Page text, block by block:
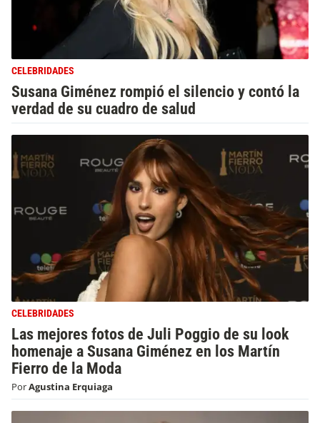
CELEBRIDADES
Susana Giménez rompió el silencio y contó la
verdad de su cuadro de salud
CELEBRIDADES
Las mejores fotos de Juli Poggio de su look
homenaje a Susana Giménez en los Martín
Fierro de la Moda
PorAgustina Erquiaga